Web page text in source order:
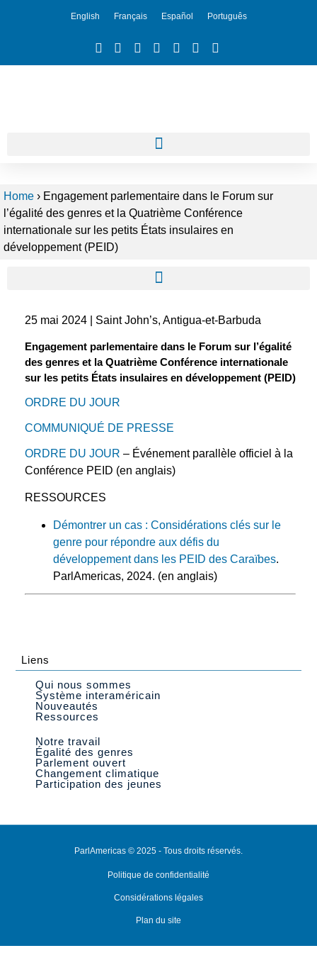
English Français Español Português
Home › Engagement parlementaire dans le Forum sur
l’égalité des genres et la Quatrième Conférence
internationale sur les petits États insulaires en
développement (PEID)
25 mai 2024 | Saint John’s, Antigua-et-Barbuda
Engagement parlementaire dans le Forum sur l’égalité
des genres et la Quatrième Conférence internationale
sur les petits États insulaires en développement (PEID)
ORDRE DU JOUR
COMMUNIQUÉ DE PRESSE
ORDRE DU JOUR – Événement parallèle officiel à la
Conférence PEID (en anglais)
RESSOURCES
Démontrer un cas : Considérations clés sur le
genre pour répondre aux défis du
développement dans les PEID des Caraïbes.
ParlAmericas, 2024. (en anglais)
Liens
Qui nous sommes
Système interaméricain
Nouveautés
Ressources
Notre travail
Égalité des genres
Parlement ouvert
Changement climatique
Participation des jeunes
ParlAmericas © 2025 - Tous droits réservés.
Politique de confidentialité
Considérations légales
Plan du site